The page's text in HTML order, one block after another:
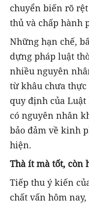
chuyển biến rõ
thủ và chấp hành
Những hạn chế,
dựng pháp luật
nhiều nguyên
từ khâu chưa
quy định của Luật
có nguyên nhân
bảo đảm về kinh
hiện.
Thà ít mà tốt, còn
Tiếp thu ý kiến
chất vấn hôm